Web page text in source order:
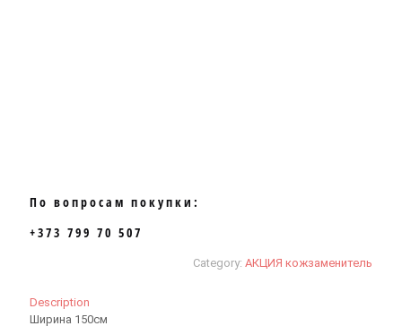
По вопросам покупки:
+373 799 70 507
Category: АКЦИЯ кожзаменитель
Description
Ширина 150см